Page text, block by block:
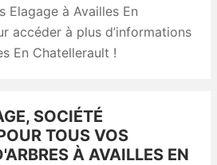
Elagage à Availles En
accéder à plus d’informations
En Chatellerault !
SOCIÉTÉ
TOUS VOS
À AVAILLES EN